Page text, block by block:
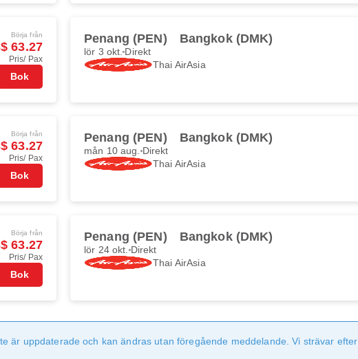
Börja från
63.27
Pris/ Pax
Bok
Penang (PEN) Bangkok (DMK)
lör 3 okt. Direkt
Thai AirAsia
Börja från
63.27
Pris/ Pax
Bok
Penang (PEN) Bangkok (DMK)
mån 10 aug. Direkt
Thai AirAsia
Börja från
63.27
Pris/ Pax
Bok
Penang (PEN) Bangkok (DMK)
lör 24 okt. Direkt
Thai AirAsia
är uppdaterade och kan ändras utan föregående meddelande. Vi strävar efter